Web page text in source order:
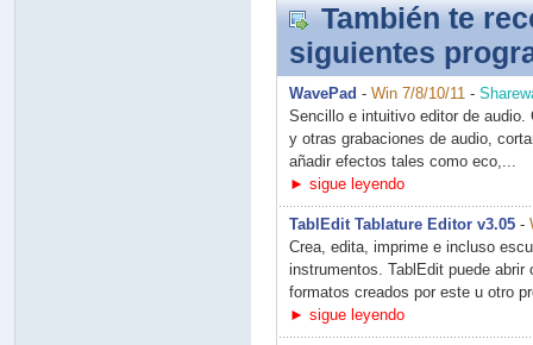
También te
siguientes
WavePad - Win 7/8/10/11-
Sencillo e intuitivo editor de
y otras grabaciones de audio,
añadir efectos tales como eco,...
► sigue leyendo
TablEdit Tablature Editor v3.05-
Crea, edita, imprime e incluso
instrumentos. TablEdit puede abrir
formatos creados por este u otro
► sigue leyendo